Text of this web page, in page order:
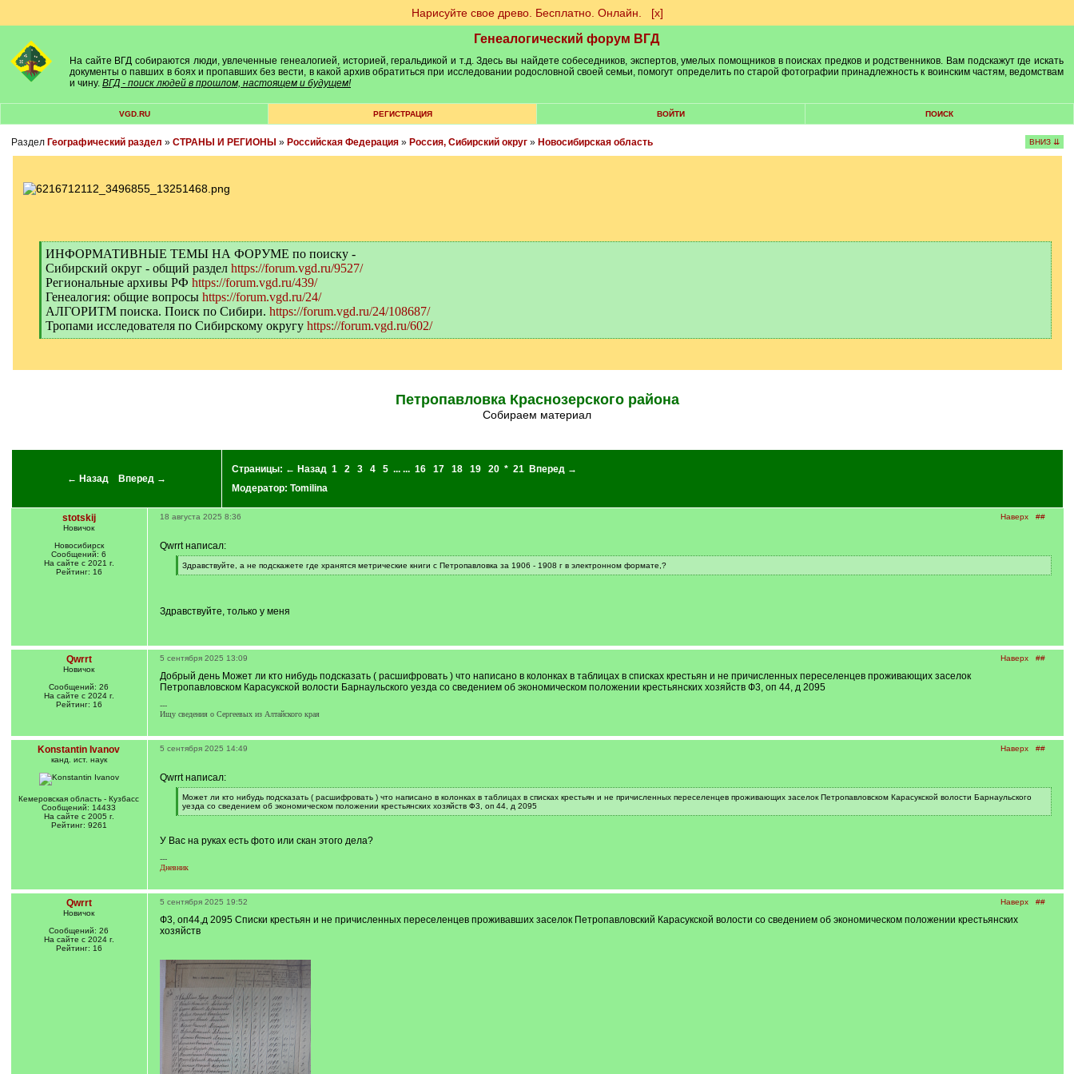
Нарисуйте свое древо. Бесплатно. Онлайн. [х]
Генеалогический форум ВГД
На сайте ВГД собираются люди, увлеченные генеалогией, историей, геральдикой и т.д. Здесь вы найдете собеседников, экспертов, умелых помощников в поисках предков и родственников. Вам подскажут где искать
документы о павших в боях и пропавших без вести, в какой архив обратиться при исследовании родословной своей семьи, помогут определить по старой фотографии принадлежность к воинским частям, ведомствам
и чину. ВГД - поиск людей в прошлом, настоящем и будущем!
VGD.RU РЕГИСТРАЦИЯ ВОЙТИ ПОИСК
Раздел Географический раздел » СТРАНЫ И РЕГИОНЫ » Российская Федерация» Россия, Сибирский округ» Новосибирская область ВНИЗ ⇊
[
q
]
ИНФОРМАТИВНЫЕ ТЕМЫ НА ФОРУМЕ по поиску -
Сибирский округ - общий раздел https://forum.vgd.ru/9527/
Региональные архивы РФ https://forum.vgd.ru/439/
Генеалогия: общие вопросы https://forum.vgd.ru/24/
АЛГОРИТМ поиска. Поиск по Сибири. https://forum.vgd.ru/24/108687/
Тропами исследователя по Сибирскому округу https://forum.vgd.ru/602/
[
Петропавловка Краснозерского района
Собираем материал
← Назад Вперед →
Страницы: ← Назад 1 2 3 4 5 ... ... 16 17 18 19 20 * 21
Вперед →
Модератор: Tomilina
stotskij
Новичок
Новосибирск
Сообщений: 6
На сайте с 2021 г.
Рейтинг: 16
Наверх ##
18 августа 2025 8:36
Qwrrt написал:
[
q
Здравствуйте, а не подскажете где хранятся метрические книги с Петропавловка за 1906 - 1908 г в электронном формате,?
[
Здравствуйте, только у меня
Qwrrt
Новичок
Сообщений: 26
На сайте с 2024 г.
Рейтинг: 16
Наверх ##
5 сентября 2025 13:09
Добрый день Может ли кто нибудь подсказать ( расшифровать ) что написано в колонках в таблицах в списках крестьян и не причисленных переселенцев проживающих заселок
Петропавловском Карасукской волости Барнаульского уезда со сведением об экономическом положении крестьянских хозяйств Ф3, оп 44, д 2095
---
Ищу сведения о Сергеевых из Алтайского края
Konstantin Ivanov
канд. ист. наук
Кемеровская область - Кузбасс
Сообщений: 14433
На сайте с 2005 г.
Рейтинг: 9261
Наверх ##
5 сентября 2025 14:49
Qwrrt написал:
[
q
]
Может ли кто нибудь подсказать ( расшифровать ) что написано в колонках в таблицах в списках крестьян и не причисленных переселенцев проживающих заселок Петропавловском Карасукской волости Барнаульского
уезда со сведением об экономическом положении крестьянских хозяйств Ф3, оп 44, д 2095
[
]
У Вас на руках есть фото или скан этого дела?
---
Дневник
Qwrrt
Новичок
Сообщений: 26
На сайте с 2024 г.
Рейтинг: 16
Наверх ##
5 сентября 2025 19:52
Ф3, оп44,д 2095 Списки крестьян и не причисленных переселенцев проживавших заселок Петропавловский Карасукской волости со сведением об экономическом положении крестьянских
хозяйств